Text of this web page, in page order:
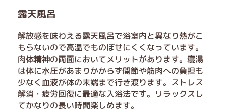
露天風呂
解放感を味わえる露天風呂で浴室内と異なり熱がこ
もらないので高温でものぼせにくくなっています。
肉体精神の両面においてメリットがあります。寝湯
は体に水圧があまりかからず関節や筋肉への負担も
少なく血液が体の末端まで行き渡ります。ストレス
解消・疲労回復に最適な入浴法です。リラックスし
てかなりの長い時間楽しめます。